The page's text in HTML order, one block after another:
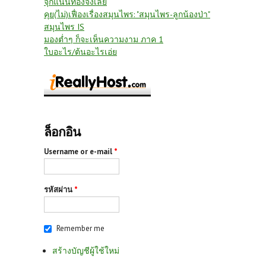
คุย(ไม่)เฟื่องเรื่องสมุนไพร: "สมุนไพร-ลูกน้องป่า"
สมุนไพร IS
มองต่ำๆ ก็จะเห็นความงาม ภาค 1
ใบอะไร/ต้นอะไรเอ่ย
ล็อกอิน
Username or e-mail *
รหัสผ่าน *
Remember me
สร้างบัญชีผู้ใช้ใหม่